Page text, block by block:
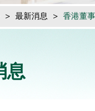
> 最新消息 > 香港董
息